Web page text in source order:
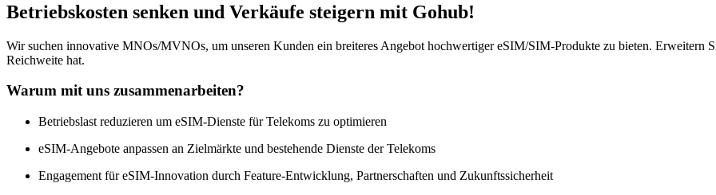
Betriebskosten senken und Verkäufe steigern mit Gohub!
Wir suchen innovative MNOs/MVNOs, um unseren Kunden ein breiteres Angebot hochwertiger eSIM/SIM-Produkte zu bieten. Erweitern
Reichweite hat.
Warum mit uns zusammenarbeiten?
Betriebslast reduzieren um eSIM-Dienste für Telekoms zu optimieren
eSIM-Angebote anpassen an Zielmärkte und bestehende Dienste der Telekoms
Engagement für eSIM-Innovation durch Feature-Entwicklung, Partnerschaften und Zukunftssicherheit